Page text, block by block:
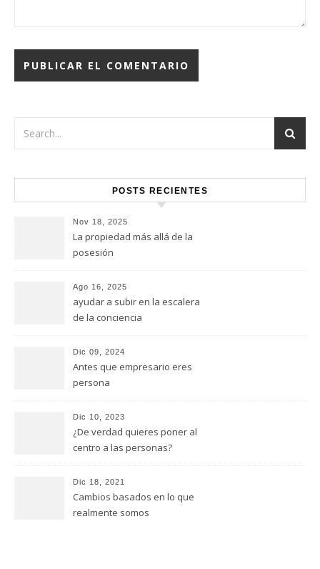
POSTS RECIENTES
Nov 18, 2025
La propiedad más allá de la
posesión
Ago 16, 2025
ayudar a subir en la escalera
de la conciencia
Dic 09, 2024
Antes que empresario eres
persona
Dic 10, 2023
¿De verdad quieres poner al
centro a las personas?
Dic 18, 2021
Cambios basados en lo que
realmente somos